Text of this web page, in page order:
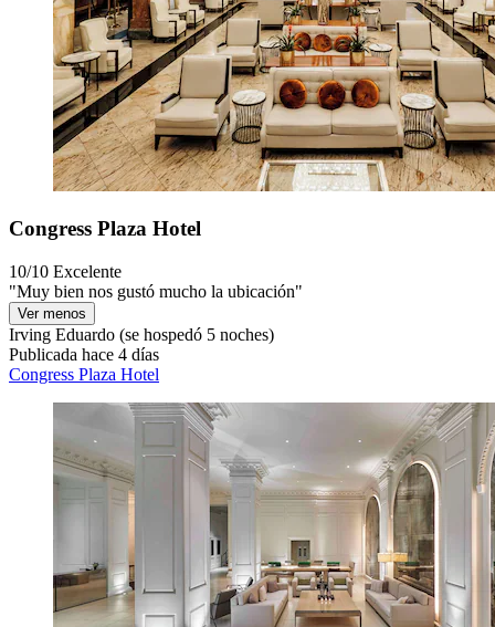
Congress Plaza Hotel
10/10 Excelente
"Muy bien nos gustó mucho la ubicación"
Ver menos
Irving Eduardo (se hospedó 5 noches)
Publicada hace 4 días
Congress Plaza Hotel